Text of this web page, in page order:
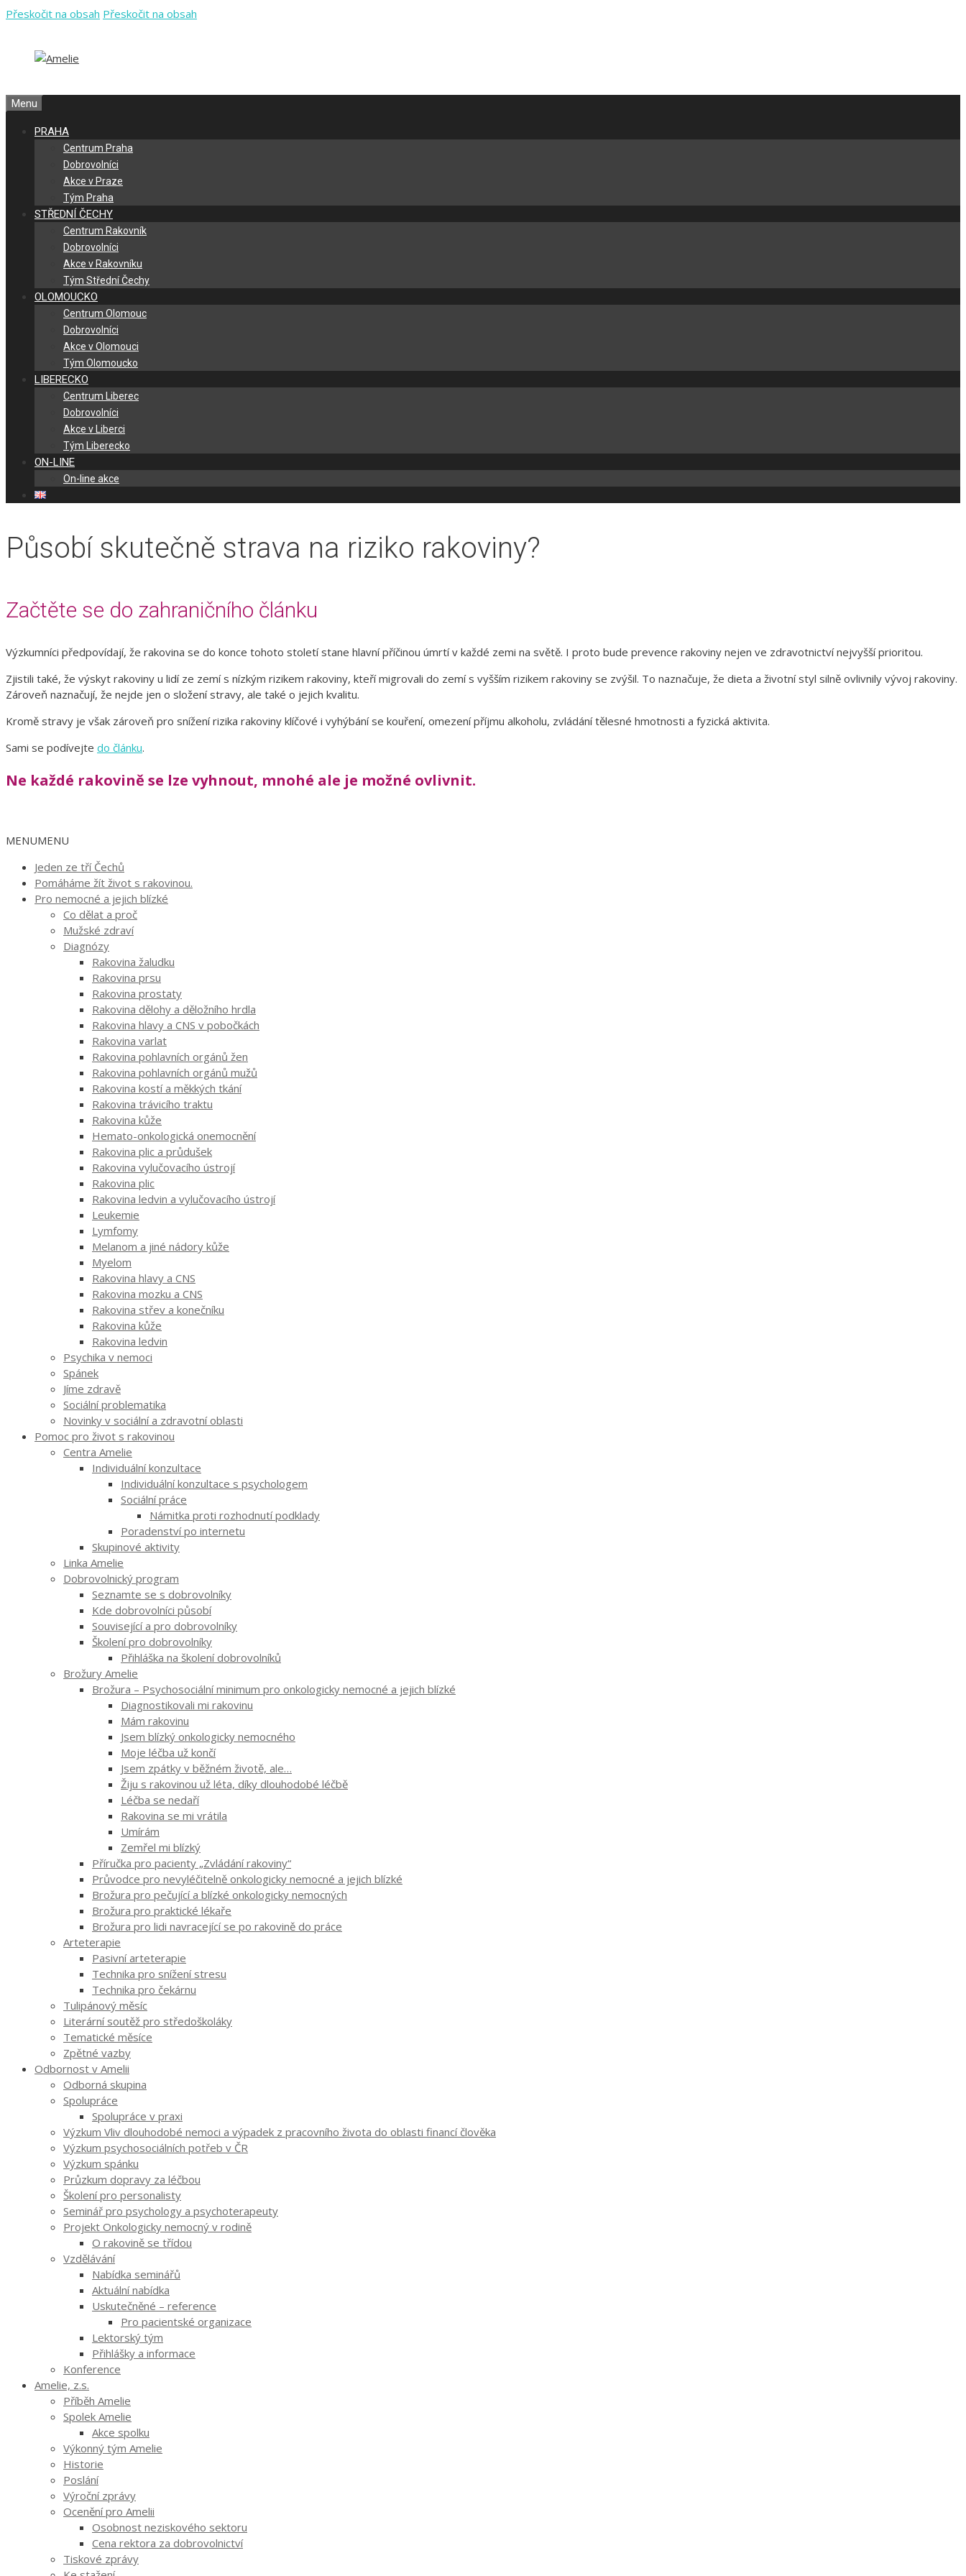
Přeskočit na obsah Přeskočit na obsah
Menu
PRAHA
Centrum Praha
Dobrovolníci
Akce v Praze
Tým Praha
STŘEDNÍ ČECHY
Centrum Rakovník
Dobrovolníci
Akce v Rakovníku
Tým Střední Čechy
OLOMOUCKO
Centrum Olomouc
Dobrovolníci
Akce v Olomouci
Tým Olomoucko
LIBERECKO
Centrum Liberec
Dobrovolníci
Akce v Liberci
Tým Liberecko
ON-LINE
On-line akce
Působí skutečně strava na riziko rakoviny?
Začtěte se do zahraničního článku
Výzkumníci předpovídají, že rakovina se do konce tohoto století stane hlavní příčinou úmrtí v každé zemi na světě. I proto bude prevence rakoviny nejen ve zdravotnictví nejvyšší prioritou.
Zjistili také, že výskyt rakoviny u lidí ze zemí s nízkým rizikem rakoviny, kteří migrovali do zemí s vyšším rizikem rakoviny se zvýšil. To naznačuje, že dieta a životní styl silně ovlivnily vývoj rakoviny.
Zároveň naznačují, že nejde jen o složení stravy, ale také o jejich kvalitu.
Kromě stravy je však zároveň pro snížení rizika rakoviny klíčové i vyhýbání se kouření, omezení příjmu alkoholu, zvládání tělesné hmotnosti a fyzická aktivita.
Sami se podívejte do článku.
Ne každé rakovině se lze vyhnout, mnohé ale je možné ovlivnit.
MENUMENU
Jeden ze tří Čechů
Pomáháme žít život s rakovinou.
Pro nemocné a jejich blízké
Co dělat a proč
Mužské zdraví
Diagnózy
Rakovina žaludku
Rakovina prsu
Rakovina prostaty
Rakovina dělohy a děložního hrdla
Rakovina hlavy a CNS v pobočkách
Rakovina varlat
Rakovina pohlavních orgánů žen
Rakovina pohlavních orgánů mužů
Rakovina kostí a měkkých tkání
Rakovina trávicího traktu
Rakovina kůže
Hemato-onkologická onemocnění
Rakovina plic a průdušek
Rakovina vylučovacího ústrojí
Rakovina plic
Rakovina ledvin a vylučovacího ústrojí
Leukemie
Lymfomy
Melanom a jiné nádory kůže
Myelom
Rakovina hlavy a CNS
Rakovina mozku a CNS
Rakovina střev a konečníku
Rakovina kůže
Rakovina ledvin
Psychika v nemoci
Spánek
Jíme zdravě
Sociální problematika
Novinky v sociální a zdravotní oblasti
Pomoc pro život s rakovinou
Centra Amelie
Individuální konzultace
Individuální konzultace s psychologem
Sociální práce
Námitka proti rozhodnutí podklady
Poradenství po internetu
Skupinové aktivity
Linka Amelie
Dobrovolnický program
Seznamte se s dobrovolníky
Kde dobrovolníci působí
Související a pro dobrovolníky
Školení pro dobrovolníky
Přihláška na školení dobrovolníků
Brožury Amelie
Brožura – Psychosociální minimum pro onkologicky nemocné a jejich blízké
Diagnostikovali mi rakovinu
Mám rakovinu
Jsem blízký onkologicky nemocného
Moje léčba už končí
Jsem zpátky v běžném životě, ale…
Žiju s rakovinou už léta, díky dlouhodobé léčbě
Léčba se nedaří
Rakovina se mi vrátila
Umírám
Zemřel mi blízký
Příručka pro pacienty „Zvládání rakoviny“
Průvodce pro nevyléčitelně onkologicky nemocné a jejich blízké
Brožura pro pečující a blízké onkologicky nemocných
Brožura pro praktické lékaře
Brožura pro lidi navracející se po rakovině do práce
Arteterapie
Pasivní arteterapie
Technika pro snížení stresu
Technika pro čekárnu
Tulipánový měsíc
Literární soutěž pro středoškoláky
Tematické měsíce
Zpětné vazby
Odbornost v Amelii
Odborná skupina
Spolupráce
Spolupráce v praxi
Výzkum Vliv dlouhodobé nemoci a výpadek z pracovního života do oblasti financí člověka
Výzkum psychosociálních potřeb v ČR
Výzkum spánku
Průzkum dopravy za léčbou
Školení pro personalisty
Seminář pro psychology a psychoterapeuty
Projekt Onkologicky nemocný v rodině
O rakovině se třídou
Vzdělávání
Nabídka seminářů
Aktuální nabídka
Uskutečněné – reference
Pro pacientské organizace
Lektorský tým
Přihlášky a informace
Konference
Amelie, z.s.
Příběh Amelie
Spolek Amelie
Akce spolku
Výkonný tým Amelie
Historie
Poslání
Výroční zprávy
Ocenění pro Amelii
Osobnost neziskového sektoru
Cena rektora za dobrovolnictví
Tiskové zprávy